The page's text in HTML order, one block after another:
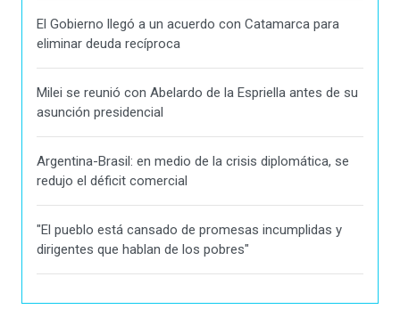
El Gobierno llegó a un acuerdo con Catamarca para
eliminar deuda recíproca
Milei se reunió con Abelardo de la Espriella antes de su
asunción presidencial
Argentina-Brasil: en medio de la crisis diplomática, se
redujo el déficit comercial
"El pueblo está cansado de promesas incumplidas y
dirigentes que hablan de los pobres"